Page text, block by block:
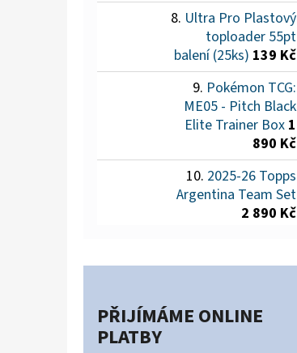
Ultra Pro Plastový
toploader 55pt
balení (25ks) 139 Kč
Pokémon TCG:
ME05 - Pitch Black
Elite Trainer Box 1
890 Kč
2025-26 Topps
Argentina Team Set
2 890 Kč
PŘIJÍMÁME ONLINE
PLATBY